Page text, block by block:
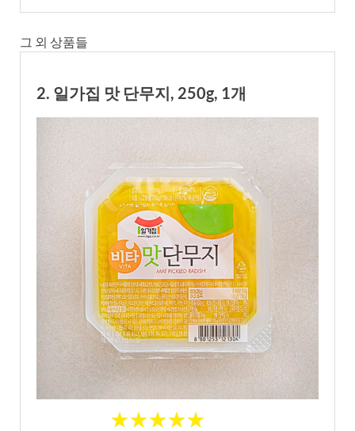
그 외 상품들
2. 일가집 맛 단무지, 250g, 1개
★★★★★
★★★★★